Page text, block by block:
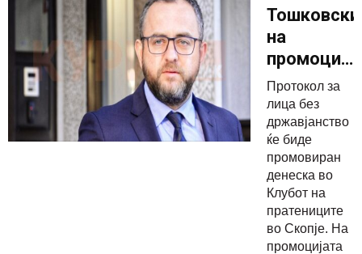
Тошковски
на
промоција
на
Протокол
за лица
без
Протокол за
лица без
државјанство
ќе биде
промовиран
денеска во
Клубот на
пратениците
во Скопје. На
промоцијата